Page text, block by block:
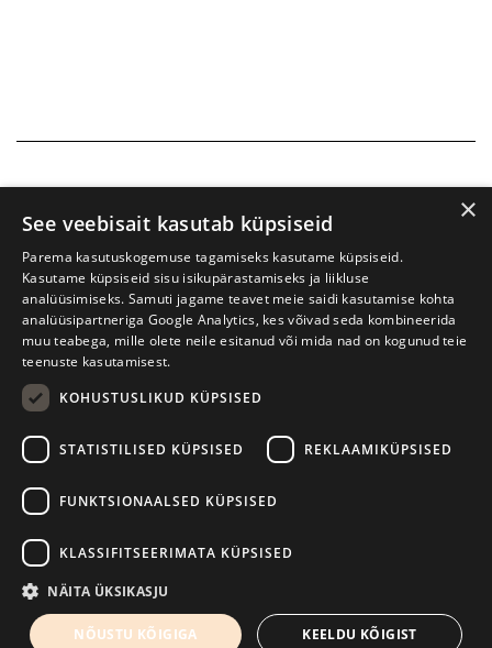
Prima Vista kirjandusfestival
+372 56906836
Kodulehe tegemine - AMA
×
See veebisait kasutab küpsiseid
Parema kasutuskogemuse tagamiseks kasutame küpsiseid.
Kasutame küpsiseid sisu isikupärastamiseks ja liikluse
analüüsimiseks. Samuti jagame teavet meie saidi kasutamise kohta
analüüsipartneriga Google Analytics, kes võivad seda kombineerida
muu teabega, mille olete neile esitanud või mida nad on kogunud teie
teenuste kasutamisest.
KOHUSTUSLIKUD KÜPSISED
STATISTILISED KÜPSISED REKLAAMIKÜPSISED
FUNKTSIONAALSED KÜPSISED
KLASSIFITSEERIMATA KÜPSISED
NÄITA ÜKSIKASJU
NÕUSTU KÕIGIGA KEELDU KÕIGIST